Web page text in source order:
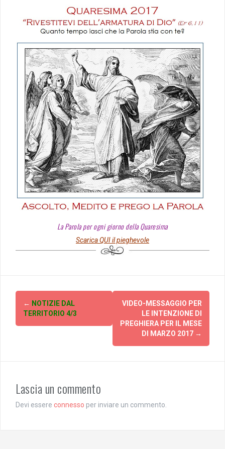
La Parola per ogni giorno della Quaresima
Scarica QUI il pieghevole
Post
navigation
← NOTIZIE DAL
TERRITORIO 4/3
VIDEO-MESSAGGIO PER
LE INTENZIONE DI
PREGHIERA PER IL MESE
DI MARZO 2017 →
Lascia un commento
Devi essere connesso per inviare un commento.